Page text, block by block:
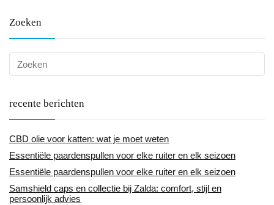
Zoeken
recente berichten
CBD olie voor katten: wat je moet weten
Essentiële paardenspullen voor elke ruiter en elk seizoen
Essentiële paardenspullen voor elke ruiter en elk seizoen
Samshield caps en collectie bij Zalda: comfort, stijl en
persoonlijk advies